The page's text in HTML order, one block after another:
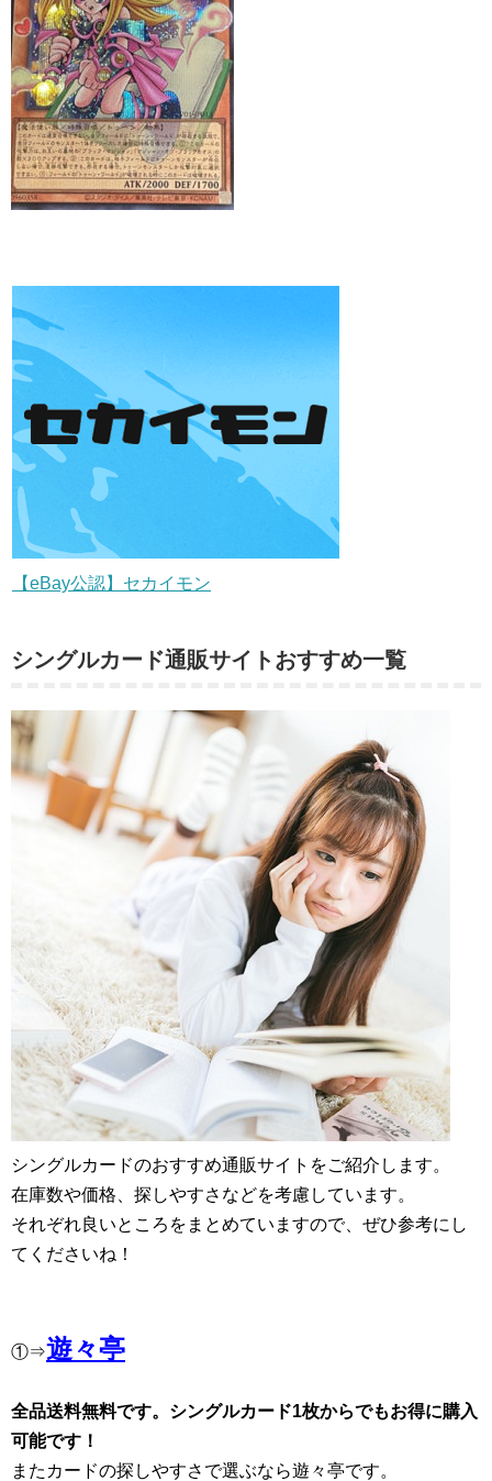
【eBay公認】セカイモン
シングルカード通販サイトおすすめ一覧
シングルカードのおすすめ通販サイトをご紹介します。
在庫数や価格、探しやすさなどを考慮しています。
それぞれ良いところをまとめていますので、ぜひ参考にし
てくださいね！
①⇒遊々亭
全品送料無料です。シングルカード1枚からでもお得に購入
可能です！
またカードの探しやすさで選ぶなら遊々亭です。